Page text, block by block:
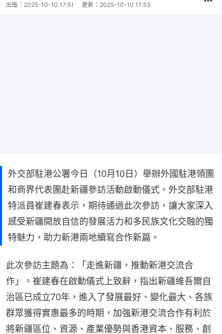
出版： 2025-10-10 17:51 更新： 2025-10-10 17:53
外交部駐港公署今日（10月10日）舉辦外國駐港領團
和商界代表團赴新疆參訪活動啟動儀式。外交部駐港
特派員崔建春表示，期待通過此次參訪，讓大家深入
感受新疆開放自信的發展活力和多民族文化交融的獨
特魅力，助力新港兩地續寫合作新篇。
此次參訪主題為：「走進新疆，推動新港交流合
作」。崔建春在啟動儀式上致辭，指出新疆維吾爾自
治區已成立70年，進入了發展最好、變化最大、各族
群眾獲得實惠最多的時期，加強新港交流合作有利於
將新疆區位、資源、產業優勢與香港資本、服務、創